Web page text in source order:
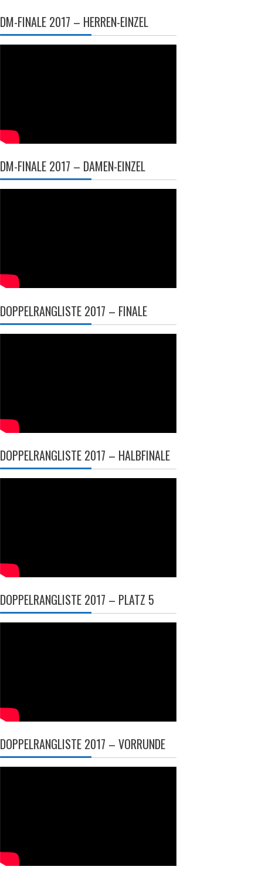
DM-FINALE 2017 – HERREN-EINZEL
DM-FINALE 2017 – DAMEN-EINZEL
DOPPELRANGLISTE 2017 – FINALE
DOPPELRANGLISTE 2017 – HALBFINALE
DOPPELRANGLISTE 2017 – PLATZ 5
DOPPELRANGLISTE 2017 – VORRUNDE